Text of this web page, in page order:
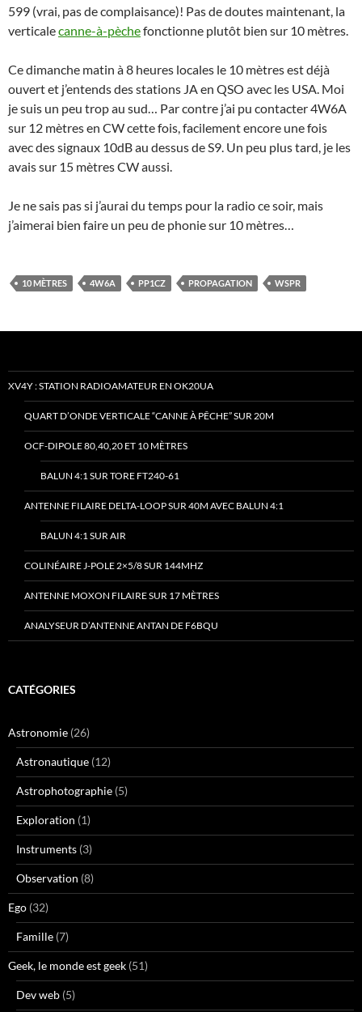
599 (vrai, pas de complaisance)! Pas de doutes maintenant, la
verticalecanne-à-pèchefonctionne plutôt bien sur 10 mètres.
Ce dimanche matin à 8 heures locales le 10 mètres est déjà
ouvert et j’entends des stations JA en QSO avec les USA. Moi
je suis un peu trop au sud… Par contre j’ai pu contacter 4W6A
sur 12 mètres en CW cette fois, facilement encore une fois
avec des signaux 10dB au dessus de S9. Un peu plus tard, je les
avais sur 15 mètres CW aussi.
Je ne sais pas si j’aurai du temps pour la radio ce soir, mais
j’aimerai bien faire un peu de phonie sur 10 mètres…
10 MÈTRES 4W6A PP1CZ PROPAGATION WSPR
XV4Y : STATION RADIOAMATEUR EN OK20UA
QUART D’ONDE VERTICALE “CANNE À PÊCHE” SUR 20M
OCF-DIPOLE 80,40,20 ET 10 MÈTRES
BALUN 4:1 SUR TORE FT240-61
ANTENNE FILAIRE DELTA-LOOP SUR 40M AVEC BALUN 4:1
BALUN 4:1 SUR AIR
COLINÉAIRE J-POLE 2×5/8 SUR 144MHZ
ANTENNE MOXON FILAIRE SUR 17 MÈTRES
ANALYSEUR D’ANTENNE ANTAN DE F6BQU
CATÉGORIES
Astronomie (26)
Astronautique (12)
Astrophotographie (5)
Exploration (1)
Instruments (3)
Observation (8)
Ego (32)
Famille (7)
Geek, le monde est geek (51)
Dev web (5)